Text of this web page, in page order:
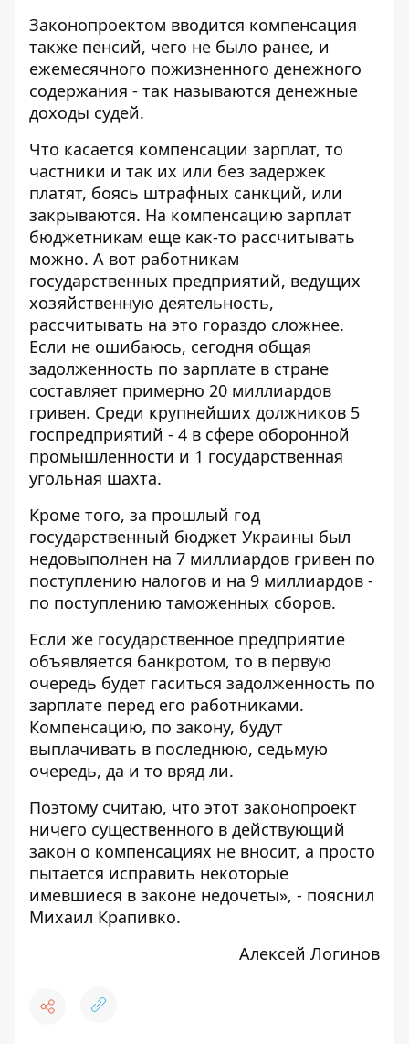
Законопроектом вводится компенсация
также пенсий, чего не было ранее, и
ежемесячного пожизненного денежного
содержания - так называются денежные
доходы судей.
Что касается компенсации зарплат, то
частники и так их или без задержек
платят, боясь штрафных санкций, или
закрываются. На компенсацию зарплат
бюджетникам еще как-то рассчитывать
можно. А вот работникам
государственных предприятий, ведущих
хозяйственную деятельность,
рассчитывать на это гораздо сложнее.
Если не ошибаюсь, сегодня общая
задолженность по зарплате в стране
составляет примерно 20 миллиардов
гривен. Среди крупнейших должников 5
госпредприятий - 4 в сфере оборонной
промышленности и 1 государственная
угольная шахта.
Кроме того, за прошлый год
государственный бюджет Украины был
недовыполнен на 7 миллиардов гривен по
поступлению налогов и на 9 миллиардов -
по поступлению таможенных сборов.
Если же государственное предприятие
объявляется банкротом, то в первую
очередь будет гаситься задолженность по
зарплате перед его работниками.
Компенсацию, по закону, будут
выплачивать в последнюю, седьмую
очередь, да и то вряд ли.
Поэтому считаю, что этот законопроект
ничего существенного в действующий
закон о компенсациях не вносит, а просто
пытается исправить некоторые
имевшиеся в законе недочеты», - пояснил
Михаил Крапивко.
Алексей Логинов